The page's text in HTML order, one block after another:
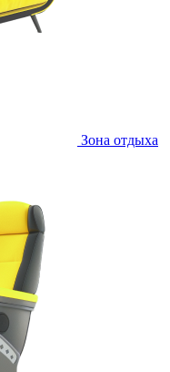
Зона отдыха